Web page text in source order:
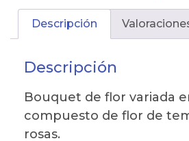
Descripción
Descripción
Bouquet de flor variada
compuesto de flor de
rosas.